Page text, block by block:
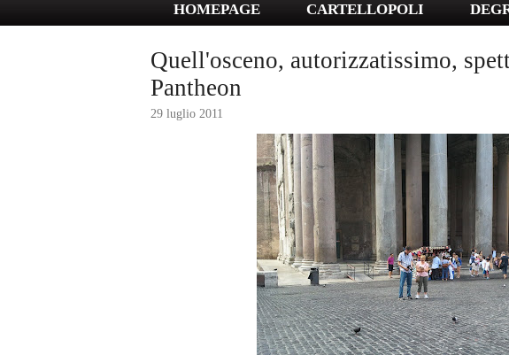
HOMEPAGE CARTELLOPOLI
Quell'osceno, autorizzatissimo,
Pantheon
29 luglio 2011